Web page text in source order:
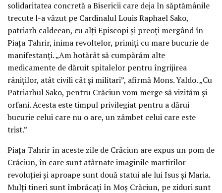
solidaritatea concretă a Bisericii care deja în săptămânile
trecute l-a văzut pe Cardinalul Louis Raphael Sako,
patriarh caldeean, cu alți Episcopi și preoți mergând în
Piața Tahrir, inima revoltelor, primiți cu mare bucurie de
manifestanți. „Am hotărât să cumpărăm alte
medicamente de dăruit spitalelor pentru îngrijirea
râniților, atât civili cât și militari”, afirmă Mons. Yaldo. „Cu
Patriarhul Sako, pentru Crăciun vom merge să vizităm și
orfani. Acesta este timpul privilegiat pentru a dărui
bucurie celui care nu o are, un zâmbet celui care este
trist.”
Piața Tahrir în aceste zile de Crăciun are expus un pom de
Crăciun, în care sunt atârnate imaginile martirilor
revoluției și aproape sunt două statui ale lui Isus și Maria.
Mulți tineri sunt îmbrăcați în Moș Crăciun, pe ziduri sunt